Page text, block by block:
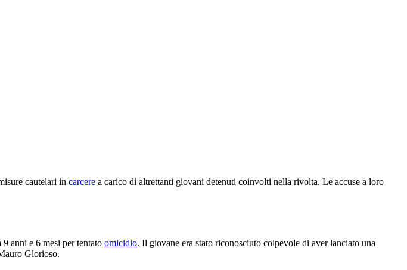
cautelari in carcere a carico di altrettanti giovani detenuti coinvolti nella rivolta. Le accuse a loro
anni e 6 mesi per tentato omicidio. Il giovane era stato riconosciuto colpevole di aver lanciato una
Glorioso.